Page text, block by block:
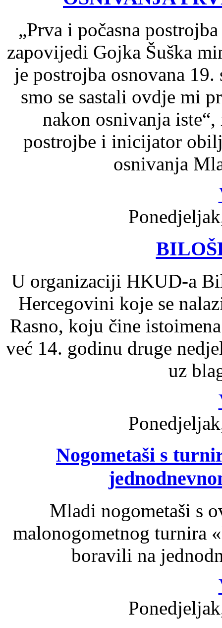
„Prva i počasna
zapovijedi Gojka Šuška
je postrojba osnovana
smo se sastali ovdje mi
nakon osnivanja
postrojbe i inicijator
osnivanja
U organizaciji HKUD-a
Hercegovini koje se
Rasno, koju čine
već 14. godinu druge
uz
Nogometaši s
Mladi nogometaši s
malonogometnog turnira
boravili na